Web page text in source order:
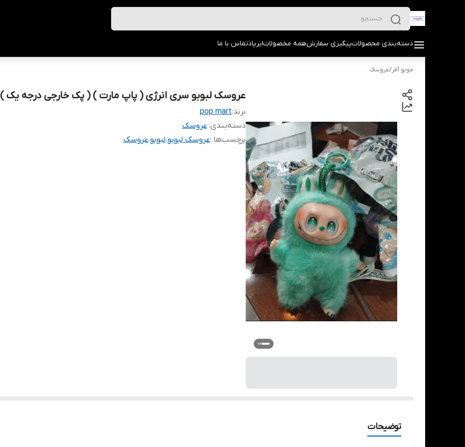
دسته‌بندی محصولاتپیگیری سفارشهمه محصولاتایرپادتماس با ما
موبو آفر/عروسک
عروسک لبوبو سری انرژی ( پاپ مارت ) ( پک خارجی درجه یک )
برند:pop mart
دسته‌بندی: عروسک
برچسب‌ها :عروسک لبوبو،لبوبو،عروسک
توضیحات